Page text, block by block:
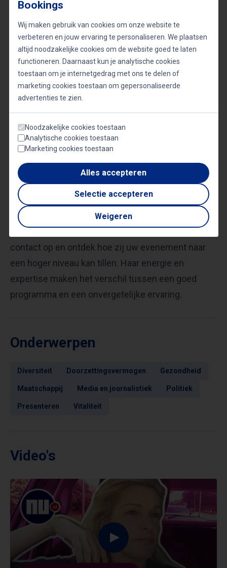
Een rolmodel met een krachtig verhaal
Lucille Werner heeft bewezen dat persoonlijke
uitdagingen geen belemmering hoeven te zijn om
grootse dingen te bereiken. Haar verhaal van
doorzettingsvermogen en innovatie inspireert
zowel individuen als organisaties. Of ze nu een
panel leidt, een podium betreedt als spreker, of de
rol van gastvrouw op zich neemt, haar unieke mix
van professionaliteit en persoonlijke betrokkenheid
maakt elk evenement bijzonder.
Neem contact op voor boekingen
Wilt u Lucille Werner inhuren als dagvoorzitter,
contact op en ontdek hoe zij uw evenement naar
een hoger niveau kan tillen. Haar energie en
expertise maken het verschil tussen een goed
programma en een onvergetelijke ervaring.
Onderwerpen
Diversiteit Doorzettingsvermogen Gezondheid
Maatschappij Media en journalistiek Politiek
Presenteren Vitaliteit
Video's
Bookings
Wij maken gebruik van cookies om onze website te
verbeteren en jouw ervaring te personaliseren. We plaatsen
altijd noodzakelijke cookies om de website goed te laten
functioneren. Daarnaast kun je analytische cookies
toestaan om je internetgedrag met ons te delen of
marketing cookies toestaan om gepersonaliseerde
advertenties te zien.
Noodzakelijke cookies toestaan
Analytische cookies toestaan
Marketing cookies toestaan
Alles accepteren
Selectie accepteren
Weigeren